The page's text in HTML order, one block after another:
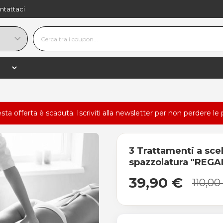
offerta è scaduta. Iscriviti alla newsletter per non perdere le
3 Trattamenti a
spazzolatura
39,90 €